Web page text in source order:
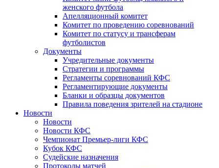
женского футбола
Апелляционный комитет
Комитет по проведению соревнований
Комитет по статусу и трансферам
футболистов
Документы
Учредительные документы
Стратегии и программы
Регламенты соревнований КФС
Регламентирующие документы
Бланки и образцы документов
Правила поведения зрителей на стадионе
Новости
Новости
Новости КФС
Чемпионат Премьер-лиги КФС
Кубок КФС
Судейские назначения
Протоколы матчей